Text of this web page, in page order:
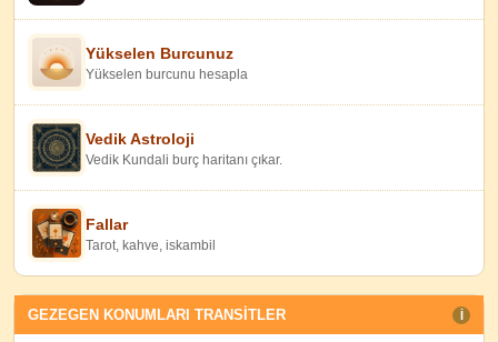
Yükselen Burcunuz
Yükselen burcunu hesapla
Vedik Astroloji
Vedik Kundali burç haritanı çıkar.
Fallar
Tarot, kahve, iskambil
GEZEGEN KONUMLARI TRANSITLER I